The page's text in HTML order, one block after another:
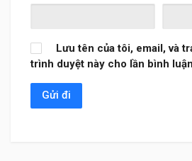
Lưu tên của tôi, email, và
trình duyệt này cho lần bình